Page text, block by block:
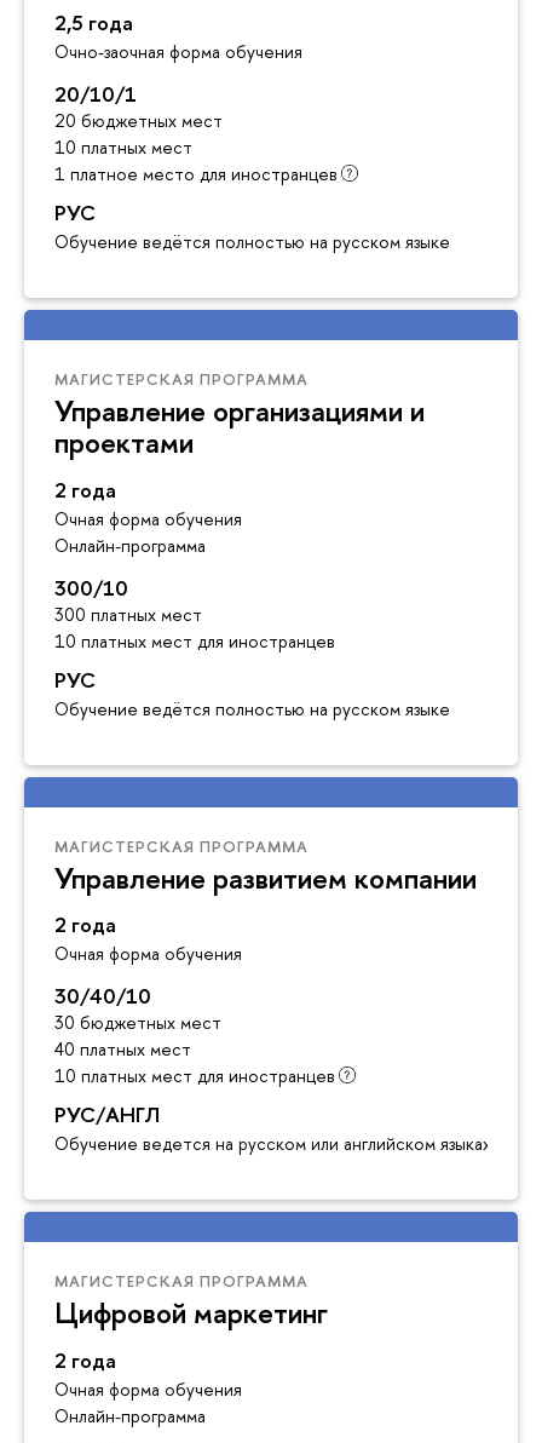
2,5 года
Очно-заочная форма обучения
20/10/1
20 бюджетных мест
10 платных мест
1 платное место для иностранцев
РУС
Обучение ведётся полностью на русском языке
МАГИСТЕРСКАЯ ПРОГРАММА
Управление организациями и
проектами
2 года
Очная форма обучения
Онлайн-программа
300/10
300 платных мест
10 платных мест для иностранцев
РУС
Обучение ведётся полностью на русском языке
МАГИСТЕРСКАЯ ПРОГРАММА
Управление развитием компании
2 года
Очная форма обучения
30/40/10
30 бюджетных мест
40 платных мест
10 платных мест для иностранцев
РУС/АНГЛ
Обучение ведется на русском или английском языках
МАГИСТЕРСКАЯ ПРОГРАММА
Цифровой маркетинг
2 года
Очная форма обучения
Онлайн-программа